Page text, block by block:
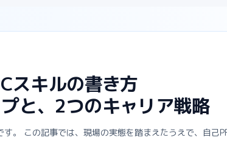
スキルの書き方
と、2つのキャリア戦略
。 この記事では、現場の実態を踏まえたうえで、自己